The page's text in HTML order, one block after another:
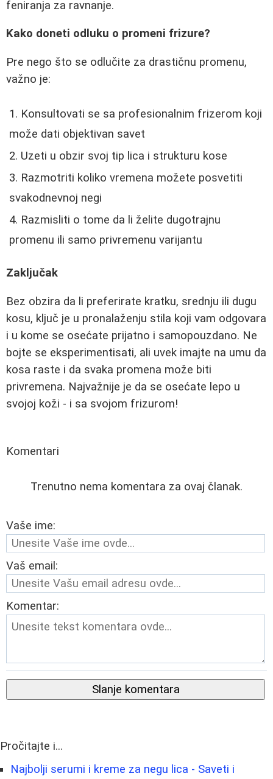
feniranja za ravnanje.
Kako doneti odluku o promeni frizure?
Pre nego što se odlučite za drastičnu promenu,
važno je:
Konsultovati se sa profesionalnim frizerom koji
može dati objektivan savet
Uzeti u obzir svoj tip lica i strukturu kose
Razmotriti koliko vremena možete posvetiti
svakodnevnoj negi
Razmisliti o tome da li želite dugotrajnu
promenu ili samo privremenu varijantu
Zaključak
Bez obzira da li preferirate kratku, srednju ili dugu
kosu, ključ je u pronalaženju stila koji vam odgovara
i u kome se osećate prijatno i samopouzdano. Ne
bojte se eksperimentisati, ali uvek imajte na umu da
kosa raste i da svaka promena može biti
privremena. Najvažnije je da se osećate lepo u
svojoj koži - i sa svojom frizurom!
Komentari
Trenutno nema komentara za ovaj članak.
Vaše ime:
Vaš email:
Komentar:
Slanje komentara
Pročitajte i...
Najbolji serumi i kreme za negu lica - Saveti i